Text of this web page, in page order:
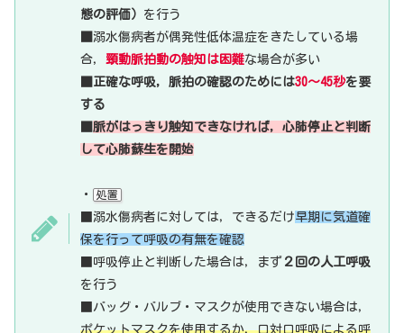
態の評価） を行う
溺水傷病者が偶発性低体温症をきたしている場
合， 頸動脈拍動の触知は困難な場合が多い
■正確な呼吸，脈拍の確認のためには30～45秒を要
する
脈がはっきり触知できなければ，心肺停止と判断
して心肺蘇生を開始
・ 処置
■溺水傷病者に対しては，できるだけ早期に気道確
保を行って呼吸の有無を確認
■呼吸停止と判断した場合は，まず ２回の人工呼吸
を行う
■バッグ・バルブ・マスクが使用できない場合は，
ポケットマスクを使用するか，口対口呼吸による呼